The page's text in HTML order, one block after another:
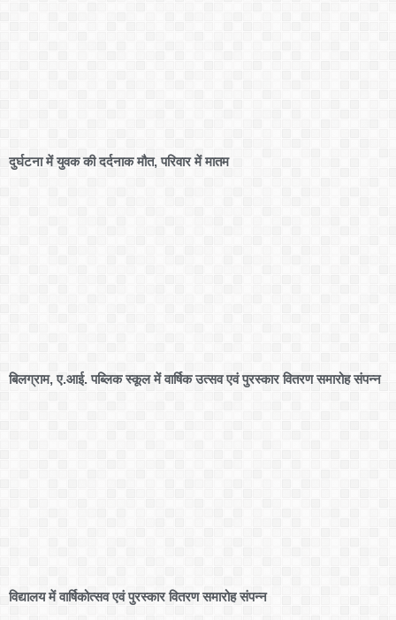
दुर्घटना में युवक की दर्दनाक मौत, परिवार में मातम
बिलग्राम, ए.आई. पब्लिक स्कूल में वार्षिक उत्सव एवं पुरस्कार वितरण समारोह संपन्न
विद्यालय में वार्षिकोत्सव एवं पुरस्कार वितरण समारोह संपन्न